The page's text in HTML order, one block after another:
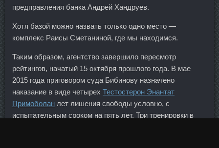
предправления банка Андрей Хандруев.
Хотя базой можно назвать только одно место —
комплекс Раисы Сметаниной, где мы находимся.
Таким образом, агентство завершило пересмотр
рейтингов, начатый 15 октября прошлого года. В мае
2015 года приговором суда Бибинову назначено
наказание в виде четырех Тестостерон Энантат
Примоболан лет лишения свободы условно, с
испытательным сроком на пять лет. Три тренировки в